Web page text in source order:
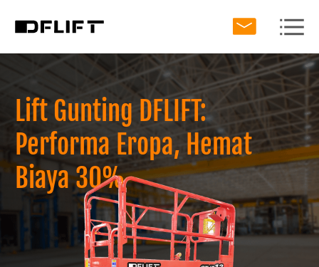
Lift Gunting DFLIFT:
Performa Eropa, Hemat
Biaya 30%